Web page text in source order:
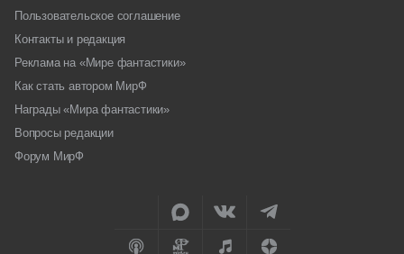
Пользовательское соглашение
Контакты и редакция
Реклама на «Мире фантастики»
Как стать автором МирФ
Награды «Мира фантастики»
Вопросы редакции
Форум МирФ